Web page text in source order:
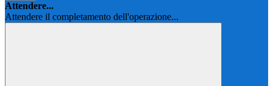
Attendere...
Attendere il completamento dell'operazione...